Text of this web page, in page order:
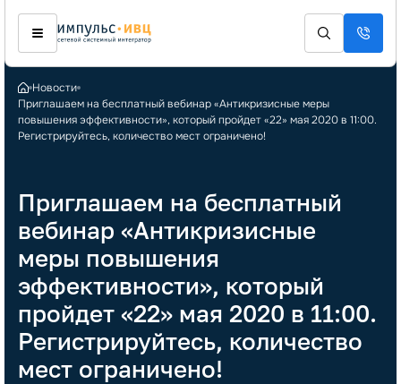
Новости
Приглашаем на бесплатный вебинар «Антикризисные меры
повышения эффективности», который пройдет «22» мая 2020 в 11:00.
Регистрируйтесь, количество мест ограничено!
Приглашаем на бесплатный
вебинар «Антикризисные
меры повышения
эффективности», который
пройдет «22» мая 2020 в 11:00.
Регистрируйтесь, количество
мест ограничено!